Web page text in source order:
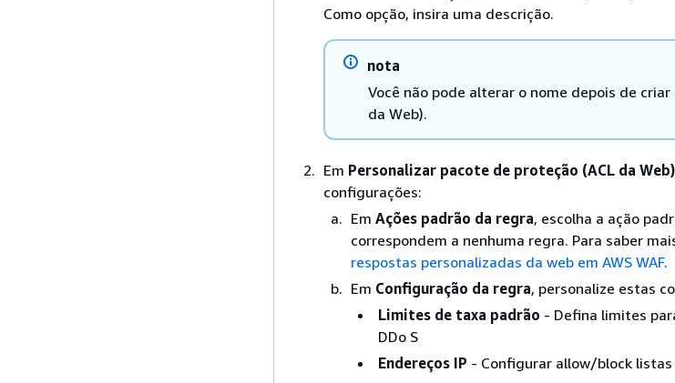
Como opção, insira uma descrição.
nota
Você não pode alterar o nome depois de
da Web).
Em Personalizar pacote de proteção (ACL da Web)
configurações:
Em Ações padrão da regra, escolha a ação
correspondem a nenhuma regra. Para saber
respostas personalizadas da web em AWS WAF.
Em Configuração da regra, personalize estas
Limites de taxa padrão - Defina limites
DDo S
Endereços IP - Configurar allow/block listas